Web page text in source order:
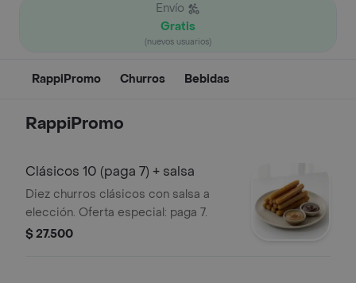
Envío
Gratis
(nuevos usuarios)
RappiPromo Churros Bebidas
RappiPromo
Clásicos 10 (paga 7) + salsa
Diez churros clásicos con salsa a
elección. Oferta especial: paga 7.
$ 27.500